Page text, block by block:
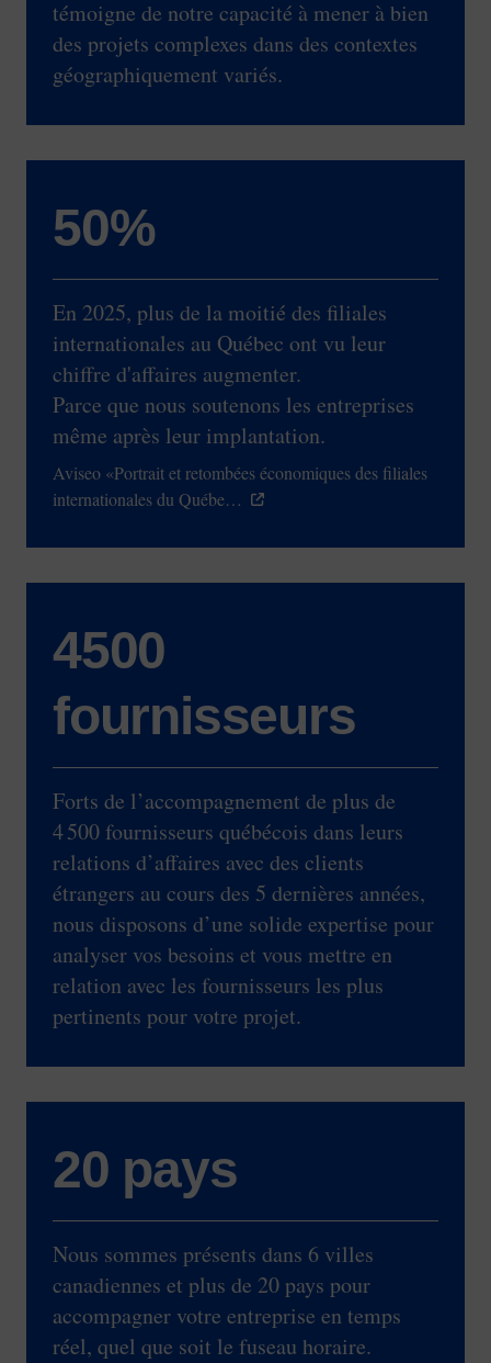
témoigne de notre capacité à mener à bien
des projets complexes dans des contextes
géographiquement variés.
50%
En 2025, plus de la moitié des filiales
internationales au Québec ont vu leur
chiffre d'affaires augmenter.
Parce que nous soutenons les entreprises
même après leur implantation.
Aviseo «Portrait et retombées économiques des filiales
internationales du Québe…
4500
fournisseurs
Forts de l’accompagnement de plus de
4 500 fournisseurs québécois dans leurs
relations d’affaires avec des clients
étrangers au cours des 5 dernières années,
nous disposons d’une solide expertise pour
analyser vos besoins et vous mettre en
relation avec les fournisseurs les plus
pertinents pour votre projet.
20 pays
Nous sommes présents dans 6 villes
canadiennes et plus de 20 pays pour
accompagner votre entreprise en temps
réel, quel que soit le fuseau horaire.